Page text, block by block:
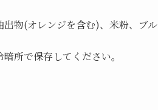
物(オレンジを含む)、米粉、ブル
所で保存してください。